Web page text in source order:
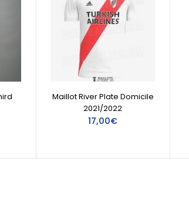
Maillot River Plate Domicile
2021/2022
17,00€